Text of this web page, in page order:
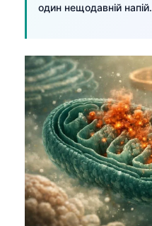
один нещодавній напій.